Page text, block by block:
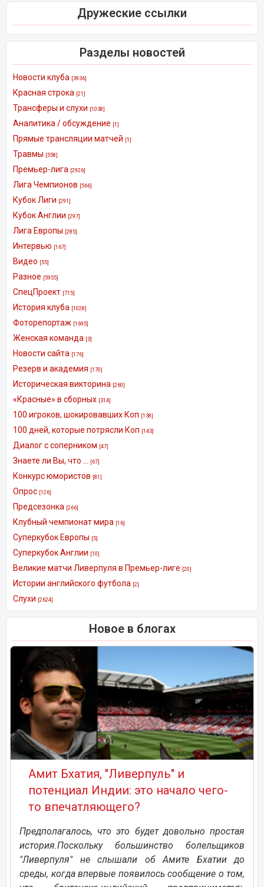
Дружеские ссылки
Разделы новостей
Новости клуба [3936]
Красная строка [21]
Трансферы и слухи [1038]
Аналитика / обсуждение [1]
Прямые трансляции матчей [1]
Травмы [558]
Премьер-лига [2926]
Лига Чемпионов [566]
Кубок Лиги [291]
Кубок Англии [297]
Лига Европы [285]
Интервью [167]
Видео [55]
Разное [5955]
СпецПроект [715]
История клуба [1028]
Фоторепортаж [1695]
Женская команда [3]
Новости сайта [176]
Резерв и академия [170]
Историческая викторина [260]
«Красные» в сборных [314]
100 игроков, шокировавших Коп [138]
100 дней, которые потрясли Коп [143]
Диалог с соперником [47]
Знаете ли Вы, что ... [67]
Конкурс юмористов [81]
Опрос [126]
Предсезонка [266]
Клубный чемпионат мира [16]
Суперкубок Европы [5]
Суперкубок Англии [10]
Великие матчи Ливерпуля в Премьер-лиге [20]
Истории английского футбола [2]
Слухи [2624]
Новое в блогах
Амит Бхатия, "Ливерпуль" и
потенциал Индии: это начало чего-
то впечатляющего?
Предполагалось, что это будет довольно простая
история.Поскольку большинство болельщиков
"Ливерпуля" не слышали об Амите Бхатии до
среды, когда впервые появилось сообщение о том,